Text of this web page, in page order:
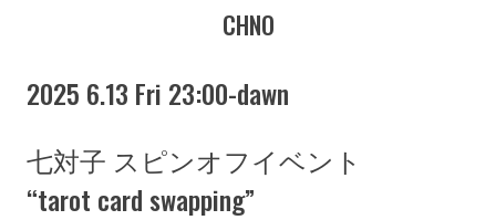
CHNO
2025 6.13 Fri 23:00-dawn
七対子 スピンオフイベント
“tarot card swapping”